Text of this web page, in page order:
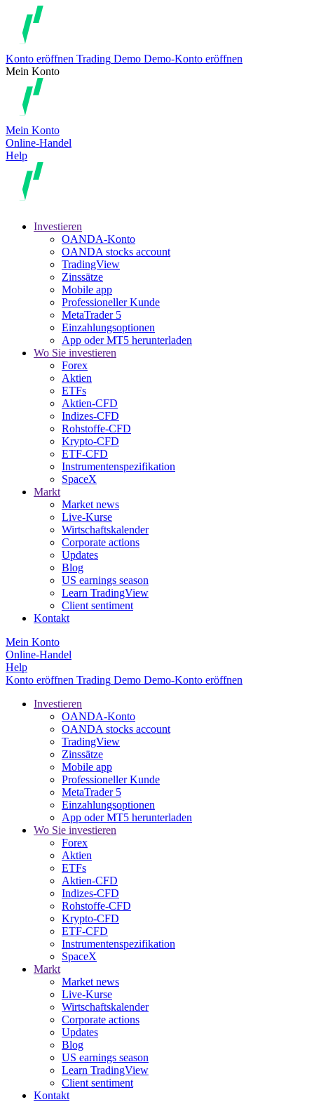
Konto eröffnen Trading Demo Demo-Konto eröffnen
Mein Konto
Mein Konto
Online-Handel
Help
Investieren
OANDA-Konto
OANDA stocks account
TradingView
Zinssätze
Mobile app
Professioneller Kunde
MetaTrader 5
Einzahlungsoptionen
App oder MT5 herunterladen
Wo Sie investieren
Forex
Aktien
ETFs
Aktien-CFD
Indizes-CFD
Rohstoffe-CFD
Krypto-CFD
ETF-CFD
Instrumentenspezifikation
SpaceX
Markt
Market news
Live-Kurse
Wirtschaftskalender
Corporate actions
Updates
Blog
US earnings season
Learn TradingView
Client sentiment
Kontakt
Mein Konto
Online-Handel
Help
Konto eröffnen Trading Demo Demo-Konto eröffnen
Investieren
OANDA-Konto
OANDA stocks account
TradingView
Zinssätze
Mobile app
Professioneller Kunde
MetaTrader 5
Einzahlungsoptionen
App oder MT5 herunterladen
Wo Sie investieren
Forex
Aktien
ETFs
Aktien-CFD
Indizes-CFD
Rohstoffe-CFD
Krypto-CFD
ETF-CFD
Instrumentenspezifikation
SpaceX
Markt
Market news
Live-Kurse
Wirtschaftskalender
Corporate actions
Updates
Blog
US earnings season
Learn TradingView
Client sentiment
Kontakt